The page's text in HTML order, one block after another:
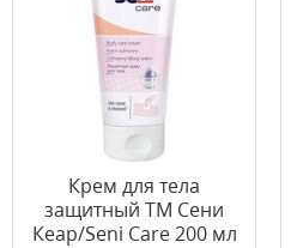
Крем для тела
защитный ТМ Сени
Кеар/Seni Care 200 мл